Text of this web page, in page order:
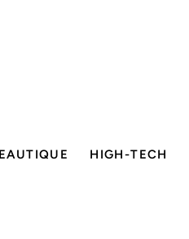
HIGH-TECH